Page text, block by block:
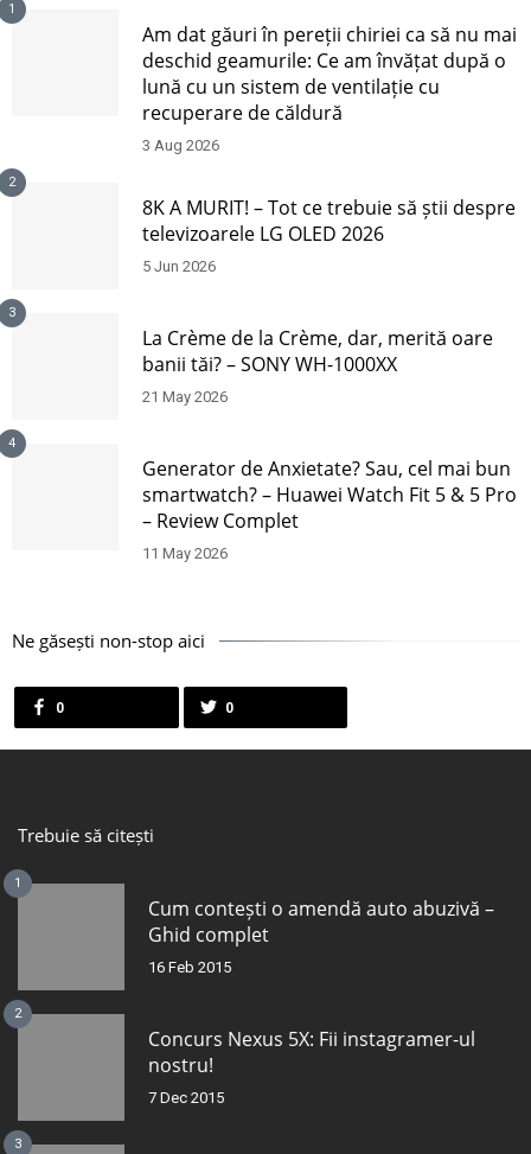
1
Am dat găuri în pereții chiriei ca să nu mai
deschid geamurile: Ce am învățat după o
lună cu un sistem de ventilație cu
recuperare de căldură
3 Aug 2026
2
8K A MURIT! – Tot ce trebuie să știi despre
televizoarele LG OLED 2026
5 Jun 2026
3
La Crème de la Crème, dar, merită oare
banii tăi? – SONY WH-1000XX
21 May 2026
4
Generator de Anxietate? Sau, cel mai bun
smartwatch? – Huawei Watch Fit 5 & 5 Pro
– Review Complet
11 May 2026
Ne găsești non-stop aici
0 0
Trebuie să citești
1
Cum contești o amendă auto abuzivă –
Ghid complet
16 Feb 2015
2
Concurs Nexus 5X: Fii instagramer-ul
nostru!
7 Dec 2015
3